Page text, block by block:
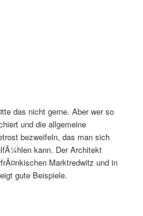
das nicht gerne. Aber wer so
und die allgemeine
bezweifeln, das man sich
kann. Der Architekt
Marktredwitz und in
gute Beispiele.